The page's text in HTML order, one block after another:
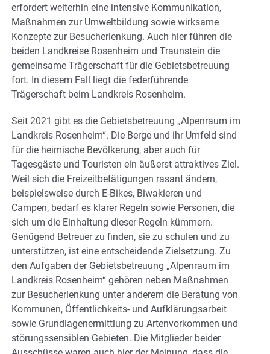
erfordert weiterhin eine intensive Kommunikation,
Maßnahmen zur Umweltbildung sowie wirksame
Konzepte zur Besucherlenkung. Auch hier führen die
beiden Landkreise Rosenheim und Traunstein die
gemeinsame Trägerschaft für die Gebietsbetreuung
fort. In diesem Fall liegt die federführende
Trägerschaft beim Landkreis Rosenheim.
Seit 2021 gibt es die Gebietsbetreuung „Alpenraum im
Landkreis Rosenheim“. Die Berge und ihr Umfeld sind
für die heimische Bevölkerung, aber auch für
Tagesgäste und Touristen ein äußerst attraktives Ziel.
Weil sich die Freizeitbetätigungen rasant ändern,
beispielsweise durch E-Bikes, Biwakieren und
Campen, bedarf es klarer Regeln sowie Personen, die
sich um die Einhaltung dieser Regeln kümmern.
Genügend Betreuer zu finden, sie zu schulen und zu
unterstützen, ist eine entscheidende Zielsetzung. Zu
den Aufgaben der Gebietsbetreuung „Alpenraum im
Landkreis Rosenheim“ gehören neben Maßnahmen
zur Besucherlenkung unter anderem die Beratung von
Kommunen, Öffentlichkeits- und Aufklärungsarbeit
sowie Grundlagenermittlung zu Artenvorkommen und
störungssensiblen Gebieten. Die Mitglieder beider